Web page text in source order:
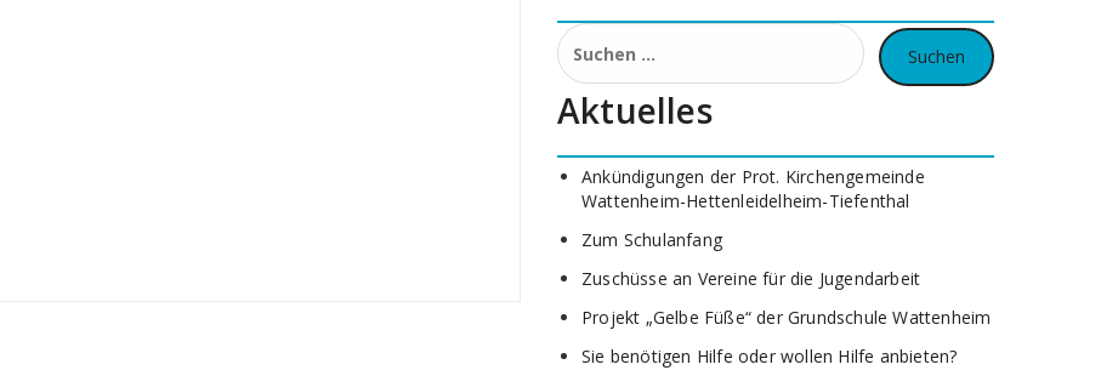
Suchen
nach:
Aktuelles
Ankündigungen der Prot. Kirchengemeinde
Wattenheim-Hettenleidelheim-Tiefenthal
Zum Schulanfang
Zuschüsse an Vereine für die Jugendarbeit
Projekt „Gelbe Füße“ der Grundschule Wattenheim
Sie benötigen Hilfe oder wollen Hilfe anbieten?